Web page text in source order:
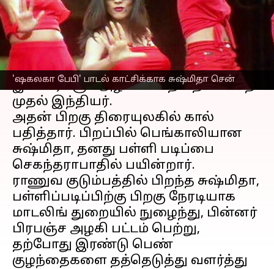
'ஷகலகா பேபி' பாடல் காட்சிக்காக சுஷ்மிதா சென்
எழுதியவர் Venkatalakshmi V Mar 03, 2023 11:31 am
செய்தி முன்னோட்டம்
ஹிந்தி நடிகைசுஷ்மிதா சென், 1994
இல் பிரபஞ்ச அழகி பட்டத்தை வென்ற
முதல் இந்தியர்.
அதன் பிறகு திரையுலகில் கால்
பதித்தார். பிறப்பில் பெங்காலியான
சுஷ்மிதா, தனது பள்ளி படிப்பை
செகந்தராபாதில் பயின்றார்.
ராணுவ குடும்பத்தில் பிறந்த சுஷ்மிதா,
பள்ளிப்படிப்பிற்கு பிறகு நேரடியாக
மாடலிங் துறையில் நுழைந்து, பின்னர்
பிரபஞ்ச அழகி பட்டம் பெற்று,
தற்போது இரண்டு பெண்
குழந்தைகளை தத்தெடுத்து வளர்த்து